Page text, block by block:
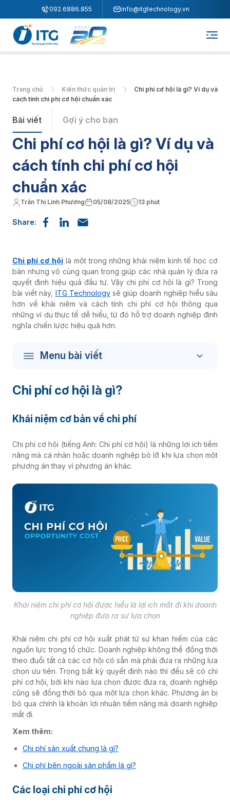
092.6886.855 info@itgtechnology.vn
Trang chủ Kiến thức quản trị
Chi phí cơ hội là gì? Ví dụ và
cách tính chi phí cơ hội chuẩn xác
Bài viết Gợi ý cho bạn
Chi phí cơ hội là gì? Ví dụ và
cách tính chi phí cơ hội
chuẩn xác
Trần Thị Linh Phương 05/08/2025 13 phút
Share:
Chi phí cơ hội là một trong những khái niệm kinh tế học cơ
bản nhưng vô cùng quan trọng giúp các nhà quản lý đưa ra
quyết định hiệu quả đầu tư. Vậy chi phí cơ hội là gì? Trong
bài viết này, ITG Technologysẽ giúp doanh nghiệp hiểu sâu
hơn về khái niệm và cách tính chi phí cơ hội thông qua
những ví dụ thực tế dễ hiểu, từ đó hỗ trợ doanh nghiệp định
nghĩa chiến lược hiệu quả hơn.
Menu bài viết
Chi phí cơ hội là gì?
Khái niệm cơ bản về chi phí
Chi phí cơ hội (tiếng Anh: Chi phí cơ hội) là những lợi ích tiềm
năng mà cá nhân hoặc doanh nghiệp bỏ lỡ khi lựa chọn một
phương án thay vì phương án khác.
Khái niệm chi phí cơ hội được hiểu là lợi ích mất đi khi doanh
nghiệp đưa ra sự lựa chọn
Khái niệm chi phí cơ hội xuất phát từ sự khan hiếm của các
nguồn lực trong tổ chức. Doanh nghiệp không thể đồng thời
theo đuổi tất cả các cơ hội có sẵn mà phải đưa ra những lựa
chọn ưu tiên. Trong bất kỳ quyết định nào thì đều sẽ có chi
phí cơ hội, bởi khi nào lựa chọn được đưa ra, doanh nghiệp
cũng sẽ đồng thời bỏ qua một lựa chọn khác. Phương án bị
bỏ qua chính là khoản lợi nhuận tiềm năng mà doanh nghiệp
mất đi.
Xem thêm:
Chi phí sản xuất chung là gì?
Chi phí bên ngoài sản phẩm là gì?
Các loại chi phí cơ hội